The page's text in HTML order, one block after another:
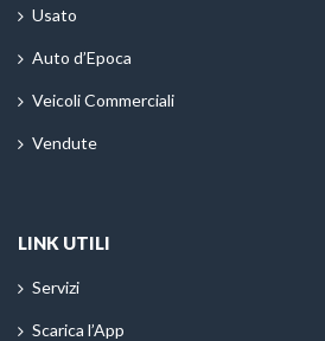
Usato
Auto d’Epoca
Veicoli Commerciali
Vendute
LINK UTILI
Servizi
Scarica l’App